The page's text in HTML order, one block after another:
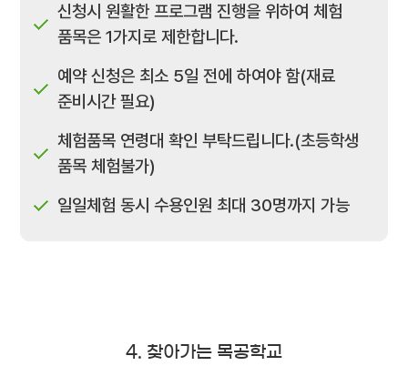
신청시 원활한 프로그램 진행을 위하여 체험
품목은 1가지로 제한합니다.
예약 신청은 최소 5일 전에 하여야 함(재료
준비시간 필요)
체험품목 연령대 확인 부탁드립니다.(초등학생
품목 체험불가)
일일체험 동시 수용인원 최대 30명까지 가능
4. 찾아가는 목공학교